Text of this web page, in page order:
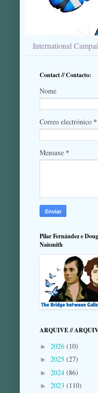
International
Contact // Contacto:
Nome
Correo electrónico *
Mensaxe *
Pilar Fernández e
Naismith
ARQUIVE //
► 2026 (10)
► 2025 (27)
► 2024 (86)
► 2023 (110)